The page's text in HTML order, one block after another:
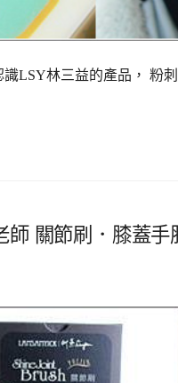
LSY林三益的產品， 粉
師 關節刷．膝蓋